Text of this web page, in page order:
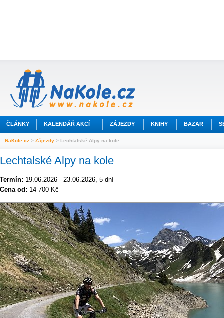
ČLÁNKY KALENDÁŘ AKCÍ ZÁJEZDY KNIHY BAZAR
NaKole.cz > Zájezdy > Lechtalské Alpy na kole
Lechtalské Alpy na kole
Termín: 19.06.2026 - 23.06.2026, 5 dní
Cena od: 14 700 Kč